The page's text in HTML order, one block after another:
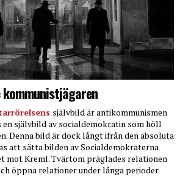
självbild är antikommunismen
en självbild av socialdemokratin som höll
Denna bild är dock långt ifrån den absoluta
att sätta bilden av Socialdemokraterna
mot Kreml. Tvärtom präglades relationen
öppna relationer under långa perioder.